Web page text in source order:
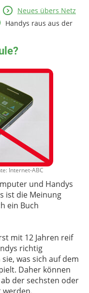
Neues übers Netz
Handys raus aus der
Internet-ABC
und Handys
ist die Meinung
ein Buch
mit 12 Jahren reif
richtig
was sich auf dem
Daher können
der sechsten oder